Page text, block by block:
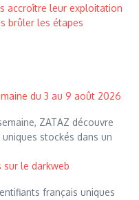
accroître leur exploitation
brûler les étapes
du 3 au 9 août 2026
ZATAZ découvre
uniques stockés dans un
sur le darkweb
français uniques